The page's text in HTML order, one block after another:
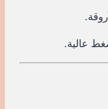
ضغط عالية.